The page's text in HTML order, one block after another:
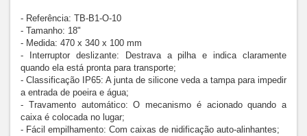
- Referência: TB-B1-O-10
- Tamanho: 18"
- Medida: 470 x 340 x 100 mm
- Interruptor deslizante: Destrava a pilha e indica claramente
quando ela está pronta para transporte;
- Classificação IP65: A junta de silicone veda a tampa para impedir
a entrada de poeira e água;
- Travamento automático: O mecanismo é acionado quando a
caixa é colocada no lugar;
- Fácil empilhamento: Com caixas de nidificação auto-alinhantes;